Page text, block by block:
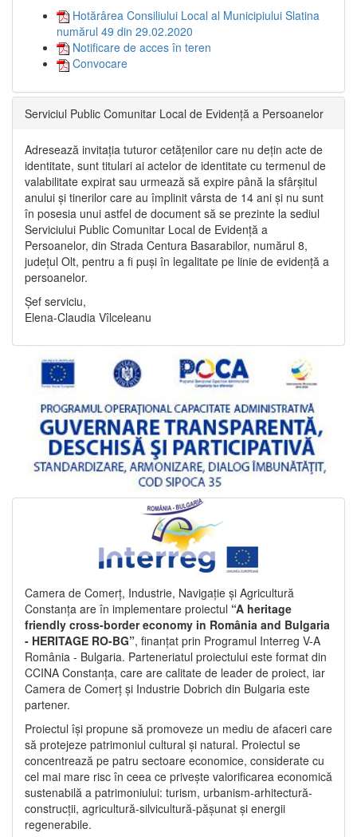
Hotărârea Consiliului Local al Municipiului Slatina
numărul 49 din 29.02.2020
Notificare de acces în teren
Convocare
Serviciul Public Comunitar Local de Evidență a Persoanelor
Adresează invitația tuturor cetățenilor care nu dețin acte de
identitate, sunt titulari ai actelor de identitate cu termenul de
valabilitate expirat sau urmează să expire până la sfârșitul
anului și tinerilor care au împlinit vârsta de 14 ani și nu sunt
în posesia unui astfel de document să se prezinte la sediul
Serviciului Public Comunitar Local de Evidență a
Persoanelor, din Strada Centura Basarabilor, numărul 8,
județul Olt, pentru a fi puși în legalitate pe linie de evidență a
persoanelor.
Șef serviciu,
Elena-Claudia Vîlceleanu
Camera de Comerț, Industrie, Navigație și Agricultură
Constanța are în implementare proiectul “A heritage
friendly cross-border economy in România and Bulgaria
- HERITAGE RO-BG”, finanțat prin Programul Interreg V-A
România - Bulgaria. Parteneriatul proiectului este format din
CCINA Constanța, care are calitate de leader de proiect, iar
Camera de Comerț și Industrie Dobrich din Bulgaria este
partener.
Proiectul își propune să promoveze un mediu de afaceri care
să protejeze patrimoniul cultural și natural. Proiectul se
concentrează pe patru sectoare economice, considerate cu
cel mai mare risc în ceea ce privește valorificarea economică
sustenabilă a patrimoniului: turism, urbanism-arhitectură-
construcții, agricultură-silvicultură-pășunat și energii
regenerabile.